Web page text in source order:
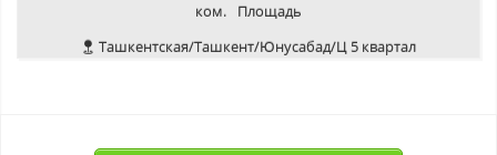
ком.
Площадь
Ташкентская/Ташкент/Юнусабад/Ц 5 квартал